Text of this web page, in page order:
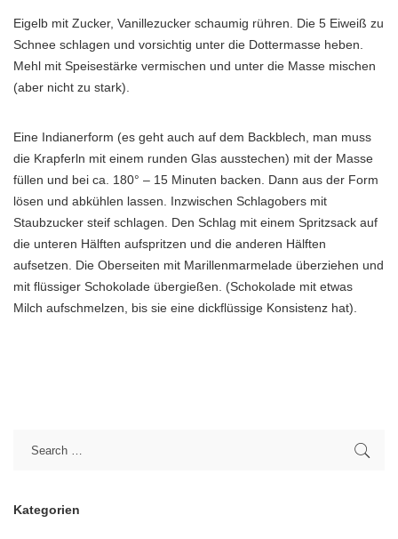
Eigelb mit Zucker, Vanillezucker schaumig rühren. Die 5 Eiweiß zu
Schnee schlagen und vorsichtig unter die Dottermasse heben.
Mehl mit Speisestärke vermischen und unter die Masse mischen
(aber nicht zu stark).
Eine Indianerform (es geht auch auf dem Backblech, man muss
die Krapferln mit einem runden Glas ausstechen) mit der Masse
füllen und bei ca. 180° – 15 Minuten backen. Dann aus der Form
lösen und abkühlen lassen. Inzwischen Schlagobers mit
Staubzucker steif schlagen. Den Schlag mit einem Spritzsack auf
die unteren Hälften aufspritzen und die anderen Hälften
aufsetzen. Die Oberseiten mit Marillenmarmelade überziehen und
mit flüssiger Schokolade übergießen. (Schokolade mit etwas
Milch aufschmelzen, bis sie eine dickflüssige Konsistenz hat).
Kategorien